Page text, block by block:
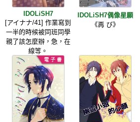
IDOLiSH7
[アイナナ/41] 作業寫到
一半的時候被同班同學
親了該怎麼辦，急，在
線等。
IDOLiSH7偶像星願
《再 び》